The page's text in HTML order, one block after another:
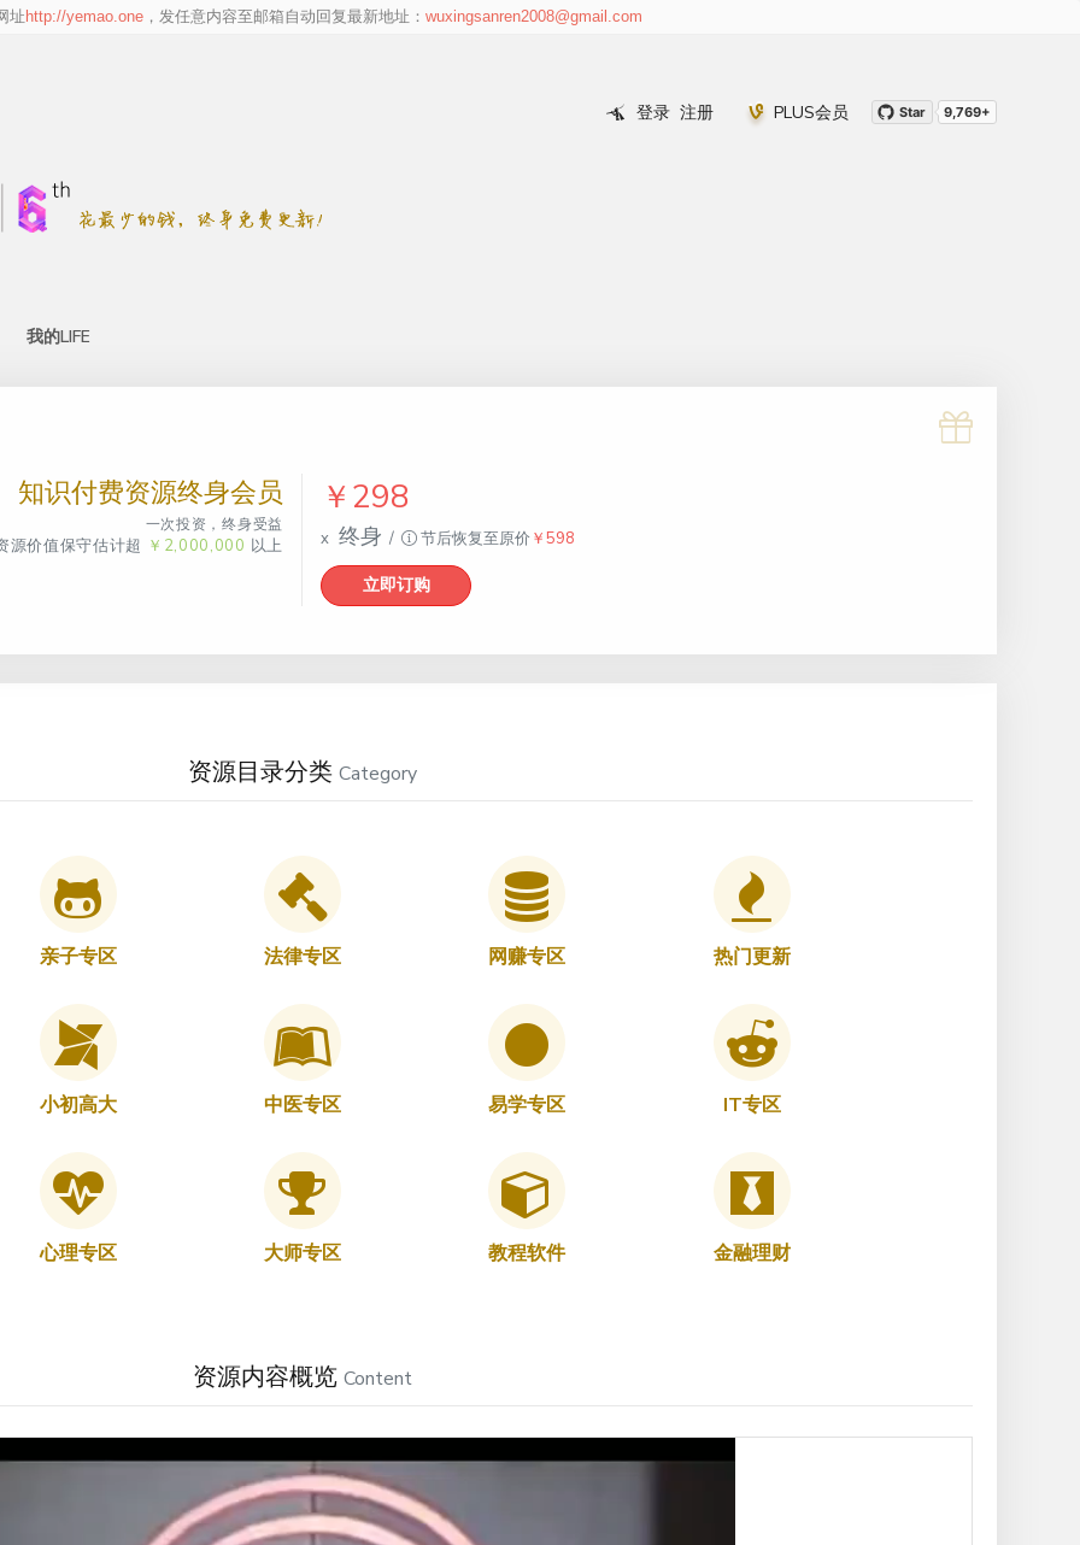
雅虎新闻报道收录 (Yahoo News
迈克菲安全认证 (McAfee Secure
亚洲最佳创新产品2026入选 (Best Startup Asia Featured
http://yemao.one wuxingsanren2008@gmail.com
登录 注册 PLUS会员 Star 9,769+
我的LIFE
知识付费资源终身会员
一次投资，终身受益
源价值保守估计超 ￥2,000,000 以上
￥298
x 终身 / 节后恢复至原价￥598
立即订购
资源目录分类 Category
亲子专区
小初高大
心理专区
法律专区
中医专区
大师专区
网赚专区
易学专区
教程软件
热门更新
IT专区
金融理财
资源内容概览 Content